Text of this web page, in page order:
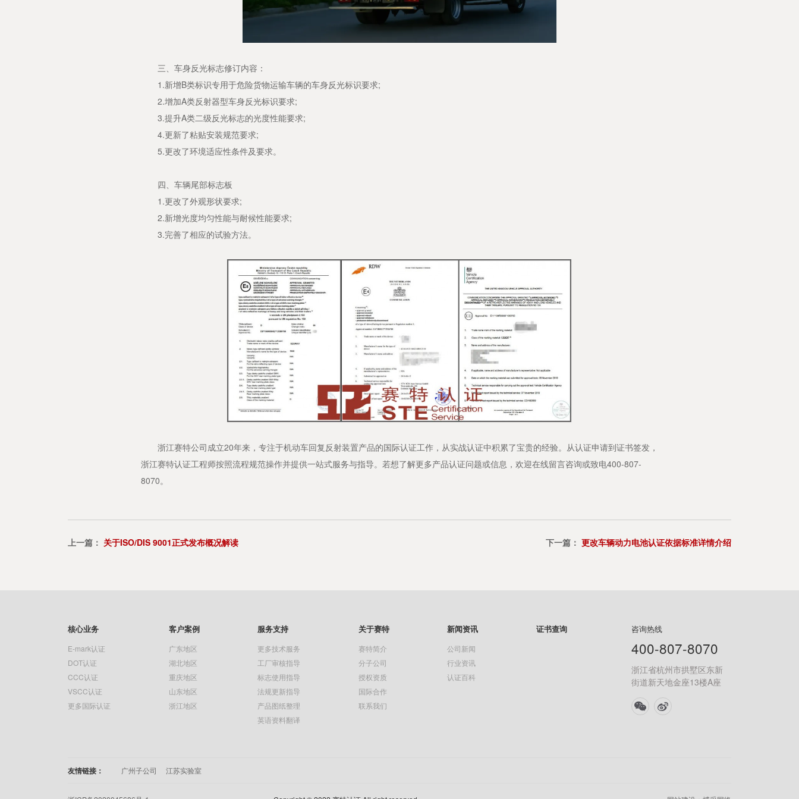
三、车身反光标志修订内容：
1.新增B类标识专用于危险货物运输车辆的车身反光标识要求;
2.增加A类反射器型车身反光标识要求;
3.提升A类二级反光标志的光度性能要求;
4.更新了粘贴安装规范要求;
5.更改了环境适应性条件及要求。
四、车辆尾部标志板
1.更改了外观形状要求;
2.新增光度均匀性能与耐候性能要求;
3.完善了相应的试验方法。
浙江赛特公司成立20年来，专注于机动车回复反射装置产品的国际认证工作，从实战认证中积累了宝贵的经验。从认证申请到证书签发，
浙江赛特认证工程师按照流程规范操作并提供一站式服务与指导。若想了解更多产品认证问题或信息，欢迎在线留言咨询或致电400-807-
8070。
上一篇： 关于ISO/DIS 9001正式发布概况解读 下一篇： 更改车辆动力电池认证依据标准详情介绍
核心业务
E-mark认证
DOT认证
CCC认证
VSCC认证
更多国际认证
客户案例
广东地区
湖北地区
重庆地区
山东地区
浙江地区
服务支持
更多技术服务
工厂审核指导
标志使用指导
法规更新指导
产品图纸整理
英语资料翻译
关于赛特
赛特简介
分子公司
授权资质
国际合作
联系我们
新闻资讯
公司新闻
行业资讯
认证百科
证书查询 咨询热线
400-807-8070
浙江省杭州市拱墅区东新
街道新天地金座13楼A座
友情链接： 广州子公司 江苏实验室